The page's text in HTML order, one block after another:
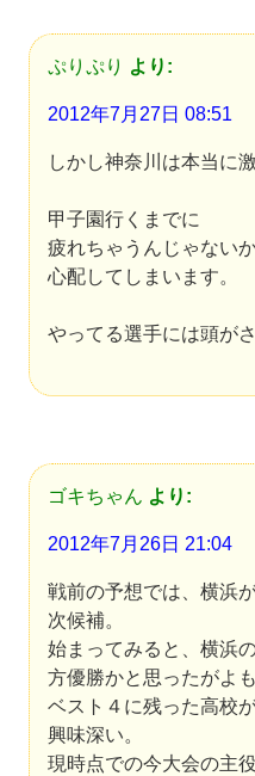
ぷりぷり より:
2012年7月27日 08:51
しかし神奈川は本当に
甲子園行くまでに
疲れちゃうんじゃない
心配してしまいます。
やってる選手には頭が
ゴキちゃん より:
2012年7月26日 21:04
戦前の予想では、横浜
次候補。
始まってみると、横浜
方優勝かと思ったがよ
ベスト４に残った高校
興味深い。
現時点での今大会の主